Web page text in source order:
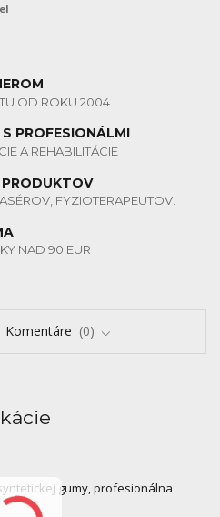
OD ROKU 2004
PROFESIONÁLMI
A REHABILITÁCIE
PRODUKTOV
FYZIOTERAPEUTOV.
NAD 90 EUR
Komentáre 0
gumy, profesionálna